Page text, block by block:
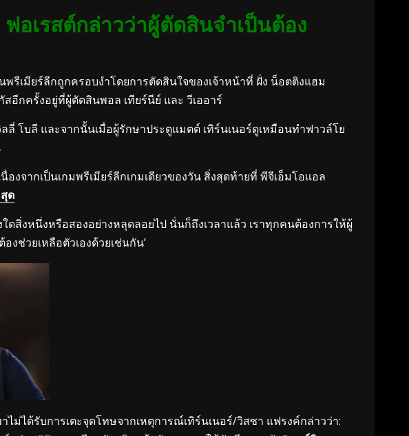
อเรสต์กล่าวว่าผู้ตัดสินจำเป็นต้อง
รีเมียร์ลีกถูกครอบงำโดยการตัดสินใจของเจ้าหน้าที่ ฝั่ง น็อตติงแฮม
อีกครั้งอยู่ที่ผู้ตัดสินพอล เทียร์นีย์ และ วีเออาร์
โบลี และจากนั้นเมื่อผู้รักษาประตูแมตต์ เทิร์นเนอร์ดูเหมือนทำฟาวล์โย
งจากเป็นเกมพรีเมียร์ลีกเกมเดียวของวัน สิ่งสุดท้ายที่ พีจีเอ็มโอแอล
ด
ดสิ่งหนึ่งหรือสองอย่างหลุดลอยไป นั่นก็ถึงเวลาแล้ว เราทุกคนต้องการให้ผู้
ช่วยเหลือตัวเองด้วยเช่นกัน’
ม่ได้รับการเตะจุดโทษจากเหตุการณ์เทิร์นเนอร์/วิสซา แฟรงค์กล่าวว่า: